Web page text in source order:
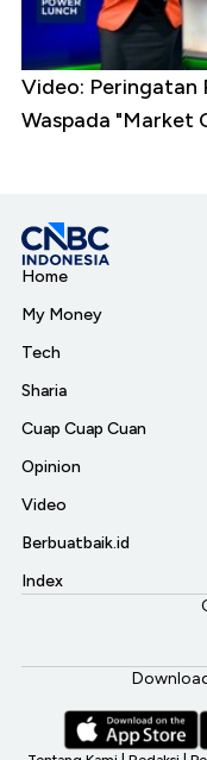
Video: Peringatan
Waspada "Market
Home
My Money
Tech
Sharia
Cuap Cuap Cuan
Opinion
Video
Berbuatbaik.id
Index